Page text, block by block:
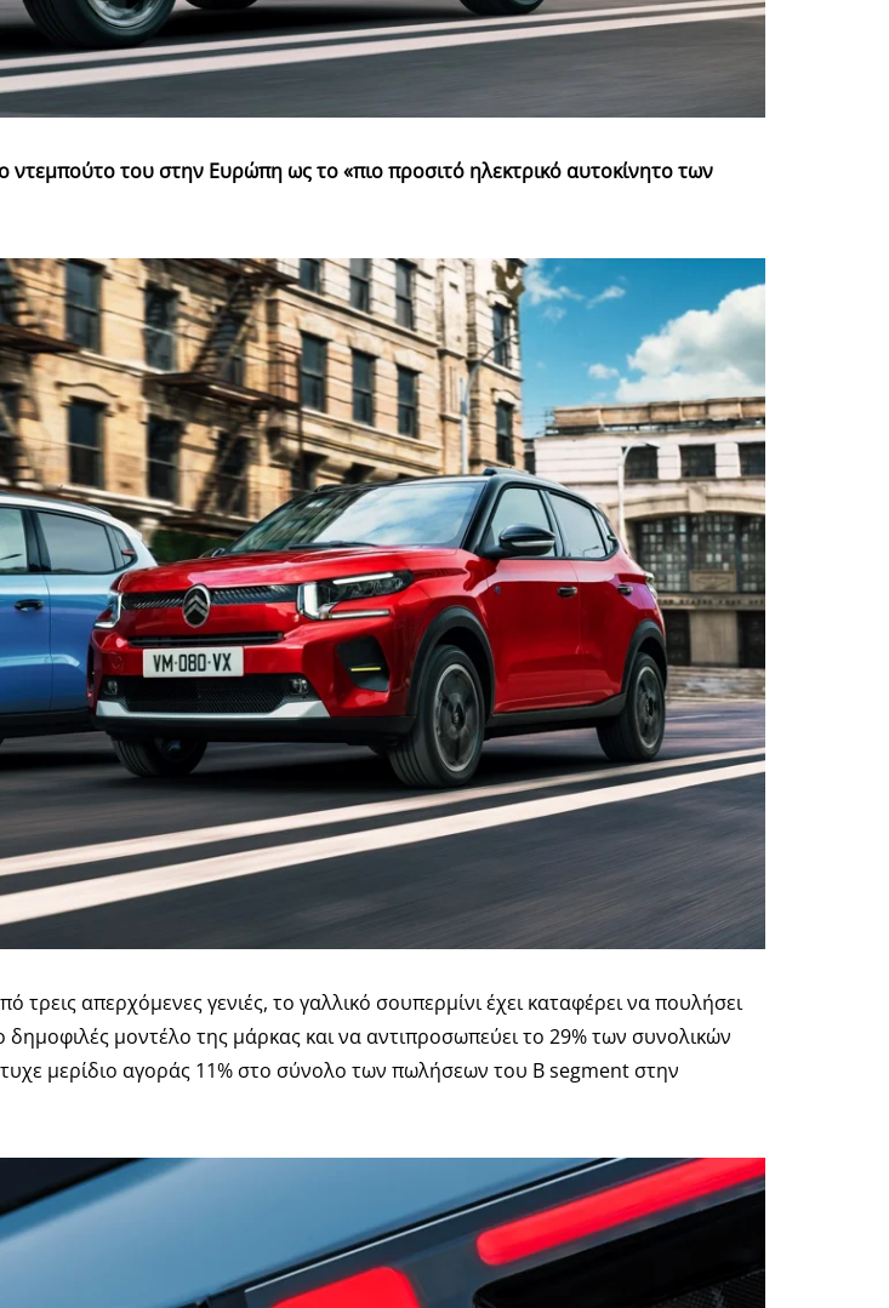
του στην Ευρώπη ως το «πιο προσιτό ηλεκτρικό αυτοκίνητο των
απερχόμενες γενιές, το γαλλικό σουπερμίνι έχει καταφέρει να πουλήσει
μοντέλο της μάρκας και να αντιπροσωπεύει το 29% των συνολικών
μερίδιο αγοράς 11% στο σύνολο των πωλήσεων του Β segment στην